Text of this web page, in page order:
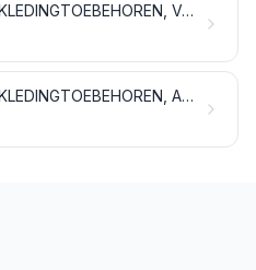
KLEDING EN KLEDINGTOEBEHOREN, VAN BREI- OF HAAKWERK
KLEDING EN KLEDINGTOEBEHOREN, ANDERE DAN VAN BREI- OF HAAKWERK